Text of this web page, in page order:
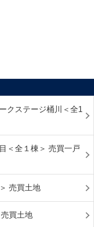
クステージ桶川＜全1
＜全１棟＞ 売買一戸
売買土地
買土地